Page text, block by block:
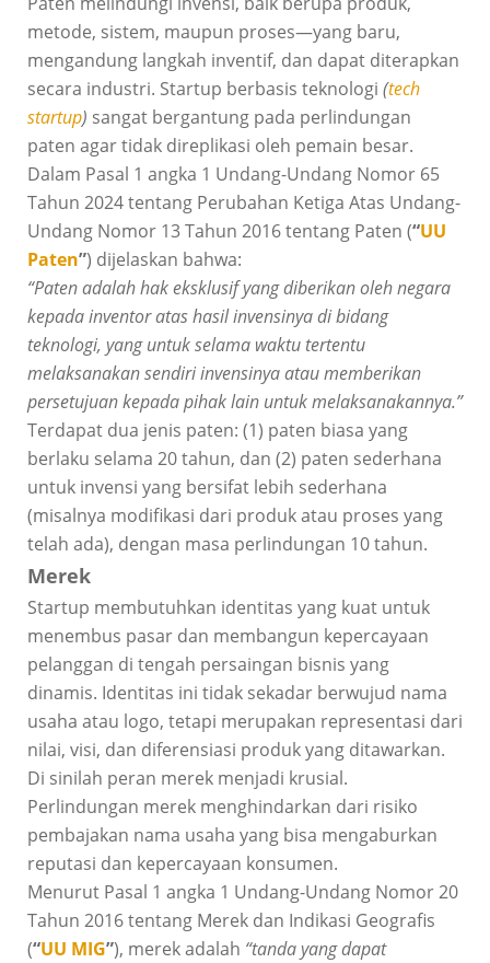
metode, sistem, maupun proses—yang baru,
mengandung langkah inventif, dan dapat diterapkan
secara industri. Startup berbasis teknologi (tech
startup) sangat bergantung pada perlindungan
paten agar tidak direplikasi oleh pemain besar.
Dalam Pasal 1 angka 1 Undang-Undang Nomor 65
Tahun 2024 tentang Perubahan Ketiga Atas Undang-
Undang Nomor 13 Tahun 2016 tentang Paten (“UU
Paten”) dijelaskan bahwa:
“Paten adalah hak eksklusif yang diberikan oleh negara
kepada inventor atas hasil invensinya di bidang
teknologi, yang untuk selama waktu tertentu
melaksanakan sendiri invensinya atau memberikan
persetujuan kepada pihak lain untuk melaksanakannya.”
Terdapat dua jenis paten: (1) paten biasa yang
berlaku selama 20 tahun, dan (2) paten sederhana
untuk invensi yang bersifat lebih sederhana
(misalnya modifikasi dari produk atau proses yang
telah ada), dengan masa perlindungan 10 tahun.
Merek
Startup membutuhkan identitas yang kuat untuk
menembus pasar dan membangun kepercayaan
pelanggan di tengah persaingan bisnis yang
dinamis. Identitas ini tidak sekadar berwujud nama
usaha atau logo, tetapi merupakan representasi dari
nilai, visi, dan diferensiasi produk yang ditawarkan.
Di sinilah peran merek menjadi krusial.
Perlindungan merek menghindarkan dari risiko
pembajakan nama usaha yang bisa mengaburkan
reputasi dan kepercayaan konsumen.
Menurut Pasal 1 angka 1 Undang-Undang Nomor 20
Tahun 2016 tentang Merek dan Indikasi Geografis
(“UU MIG”), merek adalah “tanda yang dapat